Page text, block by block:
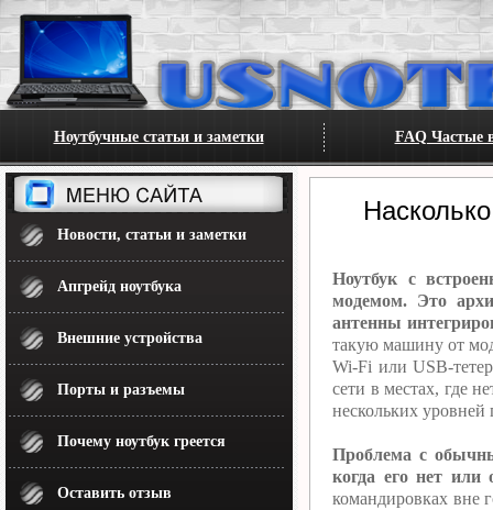
Ноутбучные статьи и заметки FAQ Частые
Новости, статьи и заметки
Апгрейд ноутбука
Внешние устройства
Порты и разъемы
Почему ноутбук греется
Оставить отзыв
Ноутбук с
модемом. Это
антенны
такую машину от
Wi-Fi или USB-
сети в местах, где
нескольких
Проблема с
когда его нет или
командировках вне